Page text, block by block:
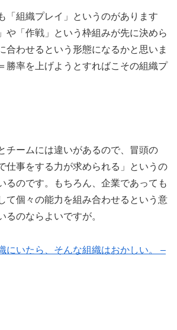
「組織プレイ」というのがあります
や「作戦」という枠組みが先に決めら
合わせるという形態になるかと思いま
勝率を上げようとすればこその組織プ
チームには違いがあるので、冒頭の
仕事をする力が求められる」というの
るのです。もちろん、企業であっても
て個々の能力を組み合わせるという意
るのならよいですが。
にいたら、そんな組織はおかしい。 –